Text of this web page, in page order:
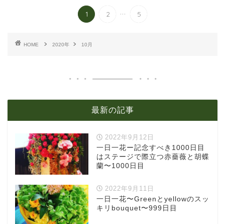
1 2 ... 5
HOME 2020年 10月
最新の記事
2022年9月12日
一日一花ー記念すべき1000日目
はステージで際立つ赤薔薇と胡蝶
蘭〜1000日目
2022年9月11日
一日一花〜Greenとyellowのスッ
キリbouquet〜999日目